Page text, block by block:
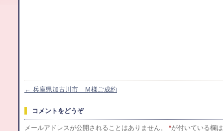
← 兵庫県加古川市 Ｍ様ご成約
コメントをどうぞ
メールアドレスが公開されることはありません。 *が付いている欄